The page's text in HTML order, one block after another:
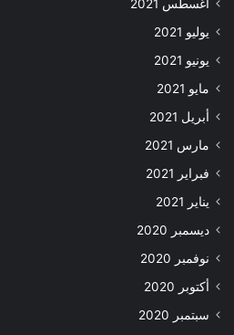
أغسطس 2021
يوليو 2021
يونيو 2021
مايو 2021
أبريل 2021
مارس 2021
فبراير 2021
يناير 2021
ديسمبر 2020
نوفمبر 2020
أكتوبر 2020
سبتمبر 2020